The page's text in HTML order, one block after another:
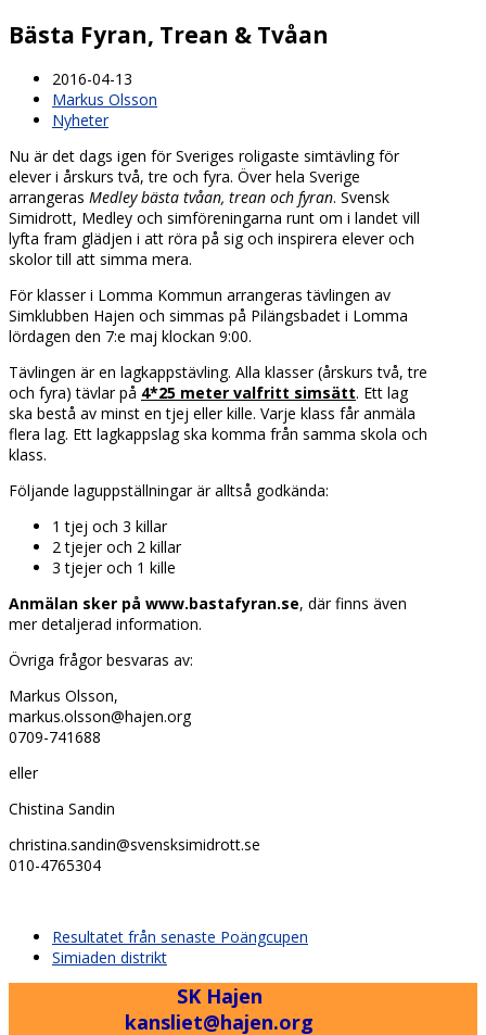
Bästa Fyran, Trean & Tvåan
2016-04-13
Markus Olsson
Nyheter
Nu är det dags igen för Sveriges roligaste simtävling för
elever i årskurs två, tre och fyra. Över hela Sverige
arrangeras Medley bästa tvåan, trean och fyran. Svensk
Simidrott, Medley och simföreningarna runt om i landet vill
lyfta fram glädjen i att röra på sig och inspirera elever och
skolor till att simma mera.
För klasser i Lomma Kommun arrangeras tävlingen av
Simklubben Hajen och simmas på Pilängsbadet i Lomma
lördagen den 7:e maj klockan 9:00.
Tävlingen är en lagkappstävling. Alla klasser (årskurs två, tre
och fyra) tävlar på 4*25 meter valfritt simsätt. Ett lag
ska bestå av minst en tjej eller kille. Varje klass får anmäla
flera lag. Ett lagkappslag ska komma från samma skola och
klass.
Följande laguppställningar är alltså godkända:
1 tjej och 3 killar
2 tjejer och 2 killar
3 tjejer och 1 kille
Anmälan sker på www.bastafyran.se, där finns även
mer detaljerad information.
Övriga frågor besvaras av:
Markus Olsson,
markus.olsson@hajen.org
0709-741688
eller
Chistina Sandin
christina.sandin@svensksimidrott.se
010-4765304
previous
post:
Resultatet från senaste Poängcupen
next
Simiaden distrikt
SK Hajen
kansliet@hajen.org